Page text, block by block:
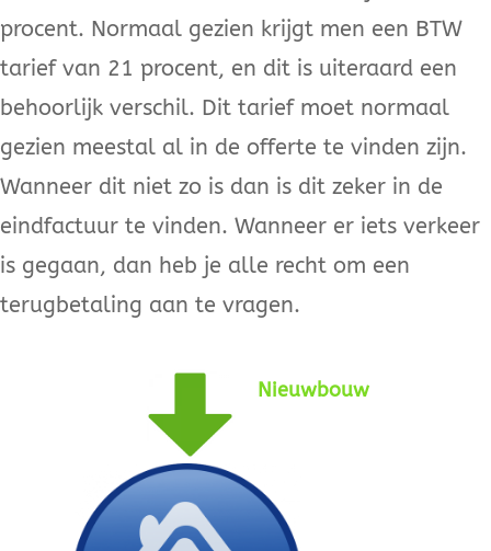
procent. Normaal gezien krijgt men een BTW
tarief van 21 procent, en dit is uiteraard een
behoorlijk verschil. Dit tarief moet normaal
gezien meestal al in de offerte te vinden zijn.
Wanneer dit niet zo is dan is dit zeker in de
eindfactuur te vinden. Wanneer er iets verkeer
is gegaan, dan heb je alle recht om een
terugbetaling aan te vragen.
Nieuwbouw